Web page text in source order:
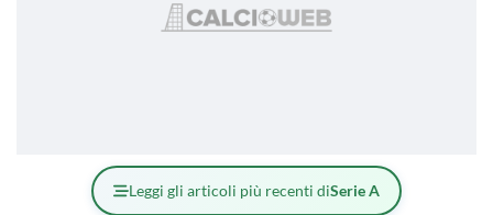
Leggi gli articoli più recenti diSerie A